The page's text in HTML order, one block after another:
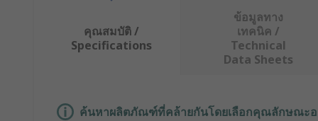
คุณสมบัติ /
Specifications
ข้อมูลทาง
เทคนิค /
Technical
Data Sheets
ค้นหาผลิตภัณฑ์ที่คล้ายกันโดยเลือกคุณลักษณะอ